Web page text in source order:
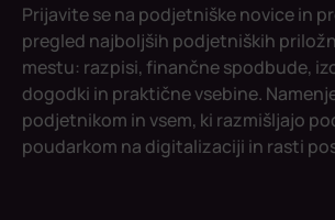
Prijavite se na podjetniške novice in
pregled najboljših podjetniških
mestu: razpisi, finančne spodbude,
dogodki in praktične vsebine.
podjetnikom in vsem, ki razmišljajo
poudarkom na digitalizaciji in rasti